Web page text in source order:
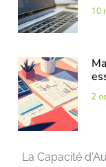
La Capacité
10
2